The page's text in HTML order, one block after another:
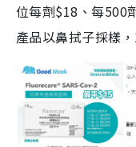
位每劑$18、每500
產品以鼻拭子採樣